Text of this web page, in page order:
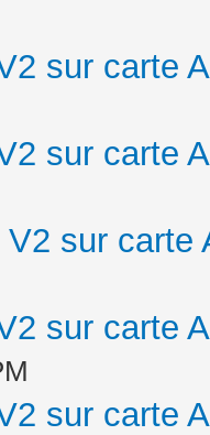
sur carte
sur carte
sur carte
sur carte
sur carte